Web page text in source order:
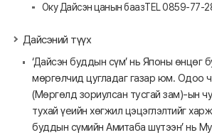
Оку Дайсэн цанын баазTEL 0859-77-
Дайсэний түүх
‘Дайсэн буддын сүм’ нь Японы өнцөг
мөргөлчид цугладаг газар юм. Одоо
(Мөргөлд зориулсан тусгай зам)-ын
тухай үеийн хөгжил цэцэглэлтийг
буддын сүмийн Амитаба шүтээн’ нь